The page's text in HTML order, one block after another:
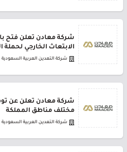
شركة معادن تعلن فتح
الابتعاث الخارجي لحملة
شركة التعدين العربية السعودية
مختلف مناطق المملكة
شركة التعدين العربية السعودية